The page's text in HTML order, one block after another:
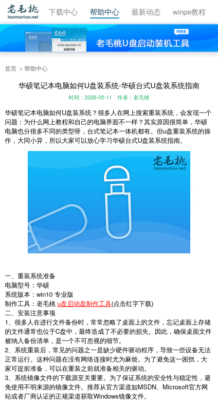
视频教程 下载中心 帮助中心 最新动态 winpe教程
首页 帮助中心
华硕笔记本电脑如何U盘装系统-华硕台式U盘装系统指南
时间：2026-05-11 作者：老毛桃
华硕笔记本电脑如何U盘装系统？很多人在网上搜索重装系统，会发现一个
问题：为什么网上教程和自己的电脑界面不一样？其实原因很简单，华硕
电脑也分很多不同的类型呀，台式笔记本一体机都有。但u盘重装系统的操
作，大同小异，所以大家可以放心学习华硕台式U盘装系统指南。
一、重装系统准备
电脑型号：华硕
系统版本：win10 专业版
制作工具：老毛桃 u盘启动盘制作工具(点击红字下载)
二、安装注意事项
1、很多人在进行文件备份时，常常忽略了桌面上的文件，忘记桌面上存储
的文件通常也位于C盘中，最终造成了不必要的损失。因此，确保桌面文件
被纳入备份清单，是一个不可忽视的细节。
2、系统重装后，常见的问题之一是缺少硬件驱动程序，导致一些设备无法
正常运行。这种问题在没有网络连接时尤为麻烦。为了避免这一困扰，大
家可提前准备，可以在重装之前就准备相关的驱动。
3、系统镜像文件的下载源至关重要。为了保证系统的安全性与稳定性，避
免使用不明来源的镜像文件。推荐从官方渠道如MSDN、Microsoft官方网
站或者厂商认证的正规渠道获取Windows镜像文件。